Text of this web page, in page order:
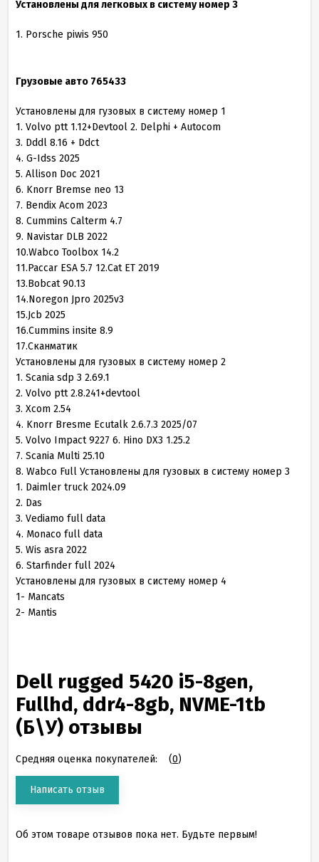
Установлены для легковых в систему номер 3
1. Porsche piwis 950
Грузовые авто 765433
Установлены для гузовых в систему номер 1
1. Volvo ptt 1.12+Devtool 2. Delphi + Autocom
3. Dddl 8.16 + Ddct
4. G-Idss 2025
5. Allison Doc 2021
6. Knorr Bremse neo 13
7. Bendix Acom 2023
8. Cummins Calterm 4.7
9. Navistar DLB 2022
10.Wabco Toolbox 14.2
11.Paccar ESA 5.7 12.Cat ET 2019
13.Bobcat 90.13
14.Noregon Jpro 2025v3
15.Jcb 2025
16.Cummins insite 8.9
17.Сканматик
Установлены для гузовых в систему номер 2
1. Scania sdp 3 2.69.1
2. Volvo ptt 2.8.241+devtool
3. Xcom 2.54
4. Knorr Bresme Ecutalk 2.6.7.3 2025/07
5. Volvo Impact 9227 6. Hino DX3 1.25.2
7. Scania Multi 25.10
8. Wabco Full Установлены для гузовых в систему номер 3
1. Daimler truck 2024.09
2. Das
3. Vediamo full data
4. Monaco full data
5. Wis asra 2022
6. Starfinder full 2024
Установлены для гузовых в систему номер 4
1- Mancats
2- Mantis
Dell rugged 5420 i5-8gen,
Fullhd, ddr4-8gb, NVME-1tb
(Б\У) отзывы
Средняя оценка покупателей: (0)
Написать отзыв
Об этом товаре отзывов пока нет. Будьте первым!